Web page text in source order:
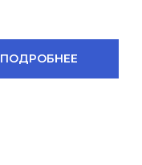
ПОДРОБНЕЕ